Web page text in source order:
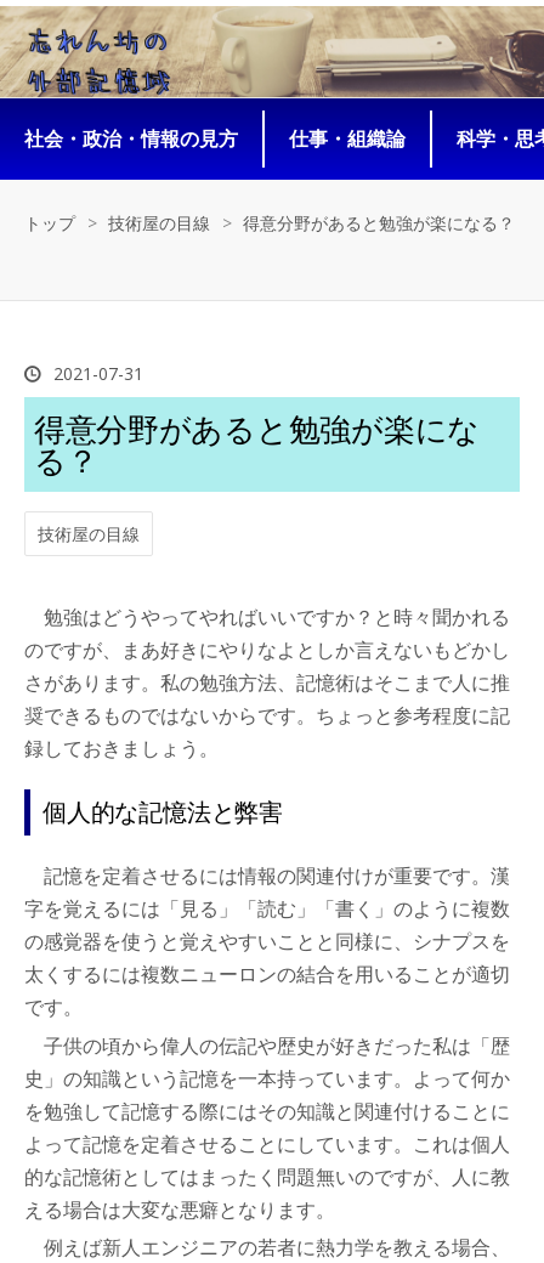
社会・政治・情報の見方 仕事・組織論 科学・思
トップ > 技術屋の目線 > 得意分野があると勉強が楽になる？
2021 -07-31
得意分野があると勉強が楽にな
る？
技術屋の目線
勉強はどうやってやればいいですか？と時々聞かれる
のですが、まあ好きにやりなよとしか言えないもどかし
さがあります。私の勉強方法、記憶術はそこまで人に推
奨できるものではないからです。ちょっと参考程度に記
録しておきましょう。
個人的な記憶法と弊害
記憶を定着させるには情報の関連付けが重要です。漢
字を覚えるには「見る」「読む」「書く」のように複数
の感覚器を使うと覚えやすいことと同様に、シナプスを
太くするには複数ニューロンの結合を用いることが適切
です。
子供の頃から偉人の伝記や歴史が好きだった私は「歴
史」の知識という記憶を一本持っています。よって何か
を勉強して記憶する際にはその知識と関連付けることに
よって記憶を定着させることにしています。これは個人
的な記憶術としてはまったく問題無いのですが、人に教
える場合は大変な悪癖となります。
例えば新人エンジニアの若者に熱力学を教える場合、